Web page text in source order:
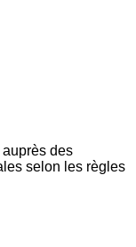
des
selon les règles